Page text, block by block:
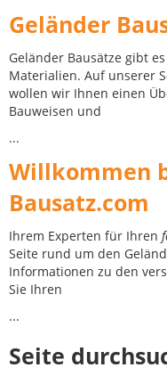
Geländer
Geländer Bausätze gibt
Materialien. Auf unserer
wollen wir Ihnen einen
Bauweisen und
...
Willkommen
Bausatz.com
Ihrem Experten für Ihren
Seite rund um den
Informationen zu den
Sie Ihren
...
Seite